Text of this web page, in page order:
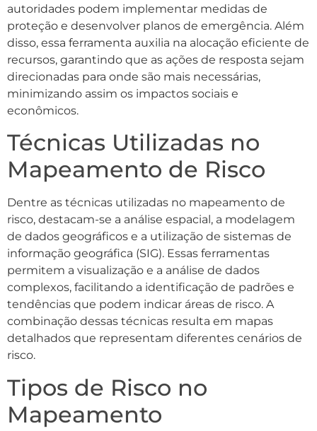
autoridades podem implementar medidas de
proteção e desenvolver planos de emergência. Além
disso, essa ferramenta auxilia na alocação eficiente de
recursos, garantindo que as ações de resposta sejam
direcionadas para onde são mais necessárias,
minimizando assim os impactos sociais e
econômicos.
Técnicas Utilizadas no
Mapeamento de Risco
Dentre as técnicas utilizadas no mapeamento de
risco, destacam-se a análise espacial, a modelagem
de dados geográficos e a utilização de sistemas de
informação geográfica (SIG). Essas ferramentas
permitem a visualização e a análise de dados
complexos, facilitando a identificação de padrões e
tendências que podem indicar áreas de risco. A
combinação dessas técnicas resulta em mapas
detalhados que representam diferentes cenários de
risco.
Tipos de Risco no
Mapeamento